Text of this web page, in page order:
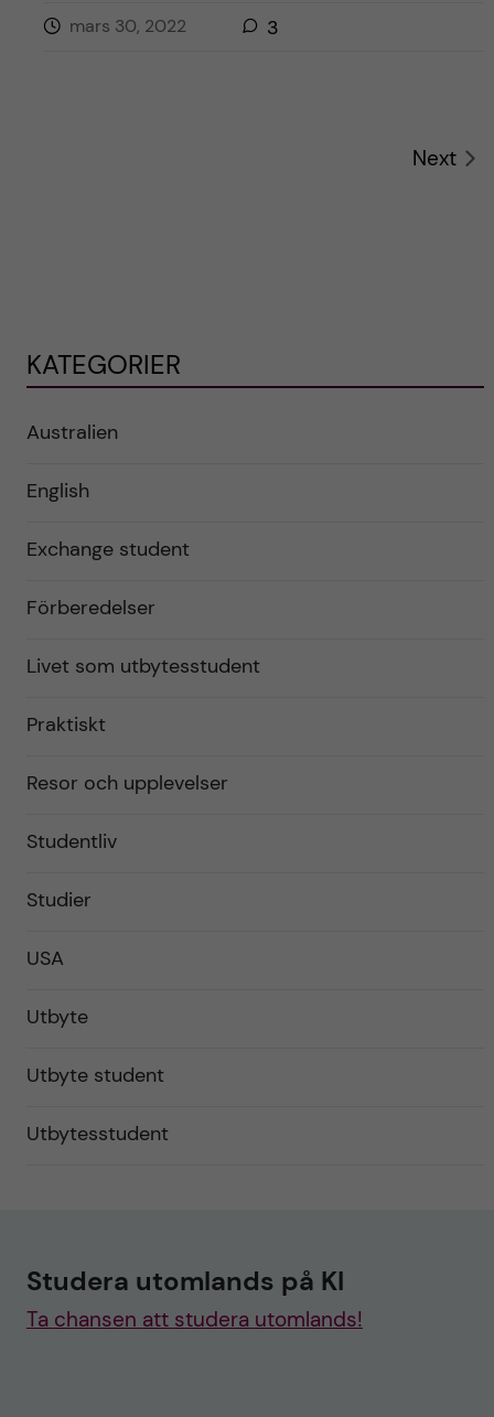
mars 30, 2022 3
Next
KATEGORIER
Australien
English
Exchange student
Förberedelser
Livet som utbytesstudent
Praktiskt
Resor och upplevelser
Studentliv
Studier
USA
Utbyte
Utbyte student
Utbytesstudent
Studera utomlands på KI
Ta chansen att studera utomlands!